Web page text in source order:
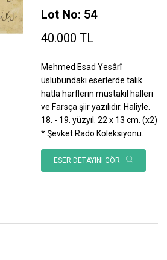
Lot No: 54
40.000 TL
Mehmed Esad Yesârî
üslubundaki eserlerde talik
hatla harflerin müstakil halleri
ve Farsça şiir yazılıdır. Haliyle.
18. - 19. yüzyıl. 22 x 13 cm. (x2)
* Şevket Rado Koleksiyonu.
ESER DETAYINI GÖR